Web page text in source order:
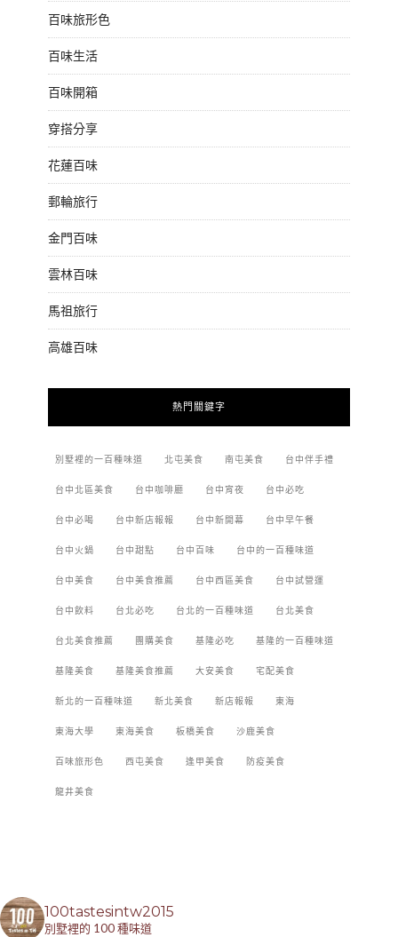
百味旅形色
百味生活
百味開箱
穿搭分享
花蓮百味
郵輪旅行
金門百味
雲林百味
馬祖旅行
高雄百味
熱門關鍵字
別墅裡的一百種味道 北屯美食 南屯美食 台中伴手禮
台中北區美食 台中咖啡廳 台中宵夜 台中必吃
台中必喝 台中新店報報 台中新開幕 台中早午餐
台中火鍋 台中甜點 台中百味 台中的一百種味道
台中美食 台中美食推薦 台中西區美食 台中試營運
台中飲料 台北必吃 台北的一百種味道 台北美食
台北美食推薦 團購美食 基隆必吃 基隆的一百種味道
基隆美食 基隆美食推薦 大安美食 宅配美食
新北的一百種味道 新北美食 新店報報 東海
東海大學 東海美食 板橋美食 沙鹿美食
百味旅形色 西屯美食 逢甲美食 防疫美食
龍井美食
100tastesintw2015
別墅裡的 100 種味道